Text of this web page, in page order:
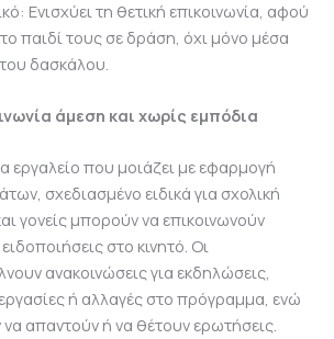
Ενισχύει τη θετική επικοινωνία, αφού
παιδί τους σε δράση, όχι μόνο μέσα
δασκάλου.
άμεση και χωρίς εμπόδια
εργαλείο που μοιάζει με εφαρμογή
σχεδιασμένο ειδικά για σχολική
γονείς μπορούν να επικοινωνούν
στο κινητό. Οι
ανακοινώσεις για εκδηλώσεις,
ή αλλαγές στο πρόγραμμα, ενώ
να απαντούν ή να θέτουν ερωτήσεις.